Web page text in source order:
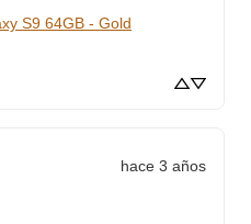
S9 64GB - Gold
hace 3 años